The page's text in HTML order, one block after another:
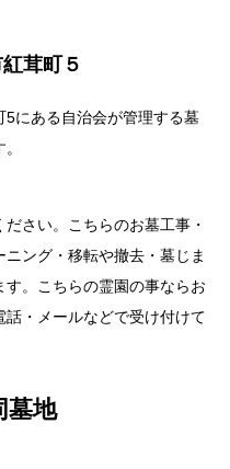
茸町５
にある自治会が管理する墓
さい。こちらのお墓工事・
ング・移転や撤去・墓じま
。こちらの霊園の事ならお
・メールなどで受け付けて
墓地